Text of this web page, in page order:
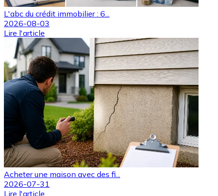
L'abc du crédit immobilier : 6...
2026-08-03
Lire l'article
Acheter une maison avec des fi...
2026-07-31
Lire l'article